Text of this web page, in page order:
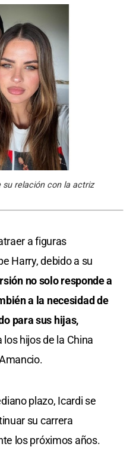
su relación con la actriz
a figuras
Harry, debido a su
no solo responde a
a la necesidad de
para sus hijas,
hijos de la China
plazo, Icardi se
su carrera
los próximos años.